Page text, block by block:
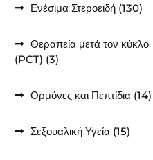
Ενέσιμα Στεροειδή 130130
Θεραπεία μετά τον κύκλο
(PCT) 33
Ορμόνες και Πεπτίδια 1414
Σεξουαλική Υγεία 1515